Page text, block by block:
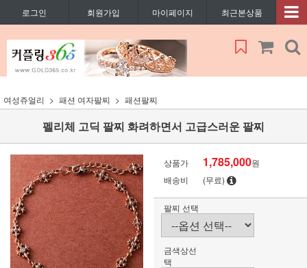
로그인 회원가입 마이페이지 최근본상품
여성쥬얼리 패션 여자팔찌 패션팔찌
펠리체 고딕 팔찌 화려하면서 고급스러운 팔찌
상품가 1,785,000원
배송비
(무료)
팔찌 선택
금색상선
택